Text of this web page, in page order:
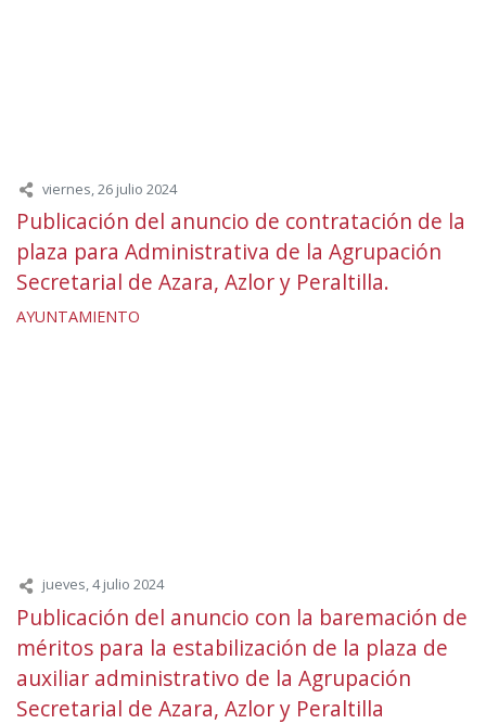
viernes, 26 julio 2024
Publicación del anuncio de contratación de la
plaza para Administrativa de la Agrupación
Secretarial de Azara, Azlor y Peraltilla.
AYUNTAMIENTO
jueves, 4 julio 2024
Publicación del anuncio con la baremación de
méritos para la estabilización de la plaza de
auxiliar administrativo de la Agrupación
Secretarial de Azara, Azlor y Peraltilla